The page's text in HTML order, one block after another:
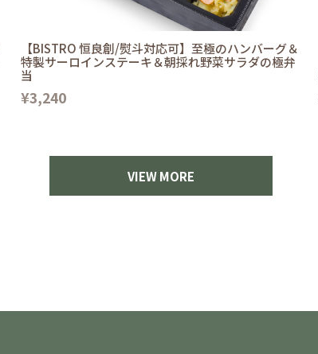
【BISTRO 恒良創/熨斗対応可】至極のハンバーグ＆
特製サーロインステーキ＆朝採れ野菜サラダの極弁
当
¥3,240
VIEW MORE